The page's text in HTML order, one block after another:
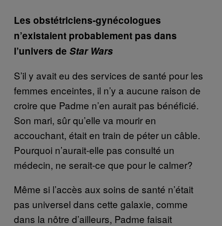
Les obstétriciens-gynécologues
n’existaient probablement pas dans
l’univers de Star Wars
S’il y avait eu des services de santé pour les
femmes enceintes, il n’y a aucune raison de
croire que Padme n’en aurait pas bénéficié.
Son mari, sûr qu’elle va mourir en
accouchant, était en train de péter un câble.
Pourquoi n’aurait-elle pas consulté un
médecin, ne serait-ce que pour le calmer?
Même si l’accès aux soins de santé n’était
pas universel dans cette galaxie, comme
dans la nôtre d’ailleurs, Padme faisait